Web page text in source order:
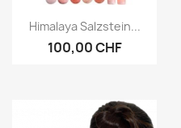
Vorschau
Himalaya Salzstein...
100,00 CHF